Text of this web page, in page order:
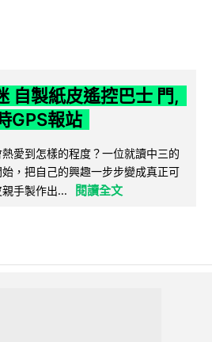
自製紙皮遙控巴士 門,
GPS報站
愛到怎樣的程度？一位就讀中三的
，把自己的興趣一步步變成真正可
手製作出...
閱讀全文